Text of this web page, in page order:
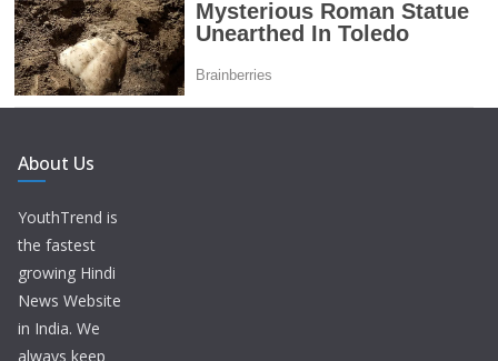
About Us
YouthTrend is
the fastest
growing Hindi
News Website
in India. We
always keep